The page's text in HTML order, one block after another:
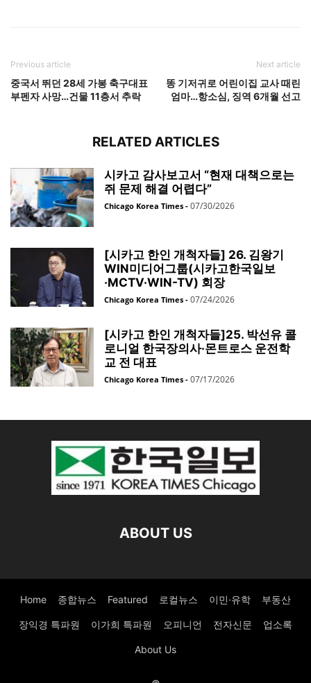
Previous article
중국서 뛰던 28세 가봉 축구대표
부펜자 사망…건물 11층서 추락
Next article
똥 기저귀로 어린이집 교사 때린
엄마…항소심, 징역 6개월 선고
RELATED ARTICLES
시카고 감사보고서 “현재 대책으로는
쥐 문제 해결 어렵다”
Chicago Korea Times - 07/30/2026
[시카고 한인 개척자들] 26. 김왕기
WIN미디어그룹(시카고한국일보
·MCTV·WIN-TV) 회장
Chicago Korea Times - 07/24/2026
[시카고 한인 개척자들]25. 박선유 콜
로니얼 한국장의사·몬트로스 운전학
교 전 대표
Chicago Korea Times - 07/17/2026
ABOUT US
Home 종합뉴스 Featured 로컬뉴스 이민·유학 부동산
장익경 특파원 이가희 특파원 오피니언 전자신문 업소록
About Us